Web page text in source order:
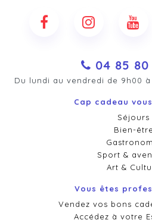
04 85 80
Du lundi au vendredi de 9h00 à
Cap cadeau
Séjours
Bien-être
Sport &
Art &
Vous êtes
Vendez vos bons
Accédez à votre